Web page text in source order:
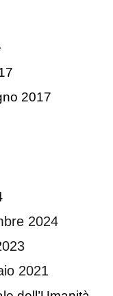
2017
2024
2021